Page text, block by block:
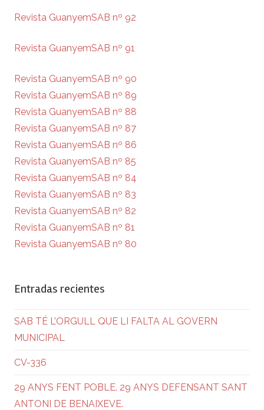
Revista GuanyemSAB nº 92
Revista GuanyemSAB nº 91
Revista GuanyemSAB nº 90
Revista GuanyemSAB nº 89
Revista GuanyemSAB nº 88
Revista GuanyemSAB nº 87
Revista GuanyemSAB nº 86
Revista GuanyemSAB nº 85
Revista GuanyemSAB nº 84
Revista GuanyemSAB nº 83
Revista GuanyemSAB nº 82
Revista GuanyemSAB nº 81
Revista GuanyemSAB nº 80
Entradas recientes
SAB TÉ L’ORGULL QUE LI FALTA AL GOVERN
MUNICIPAL
CV-336
29 ANYS FENT POBLE. 29 ANYS DEFENSANT SANT
ANTONI DE BENAIXEVE.